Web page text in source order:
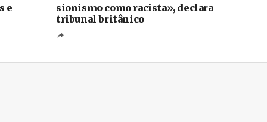
e
sionismo como racista», declara
tribunal britânico